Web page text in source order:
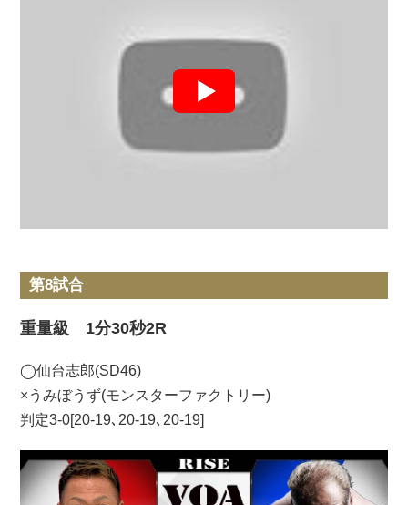
第8試合
重量級 1分30秒2R
◯仙台志郎(SD46)
×うみぼうず(モンスターファクトリー)
判定3-0[20-19､20-19､20-19]